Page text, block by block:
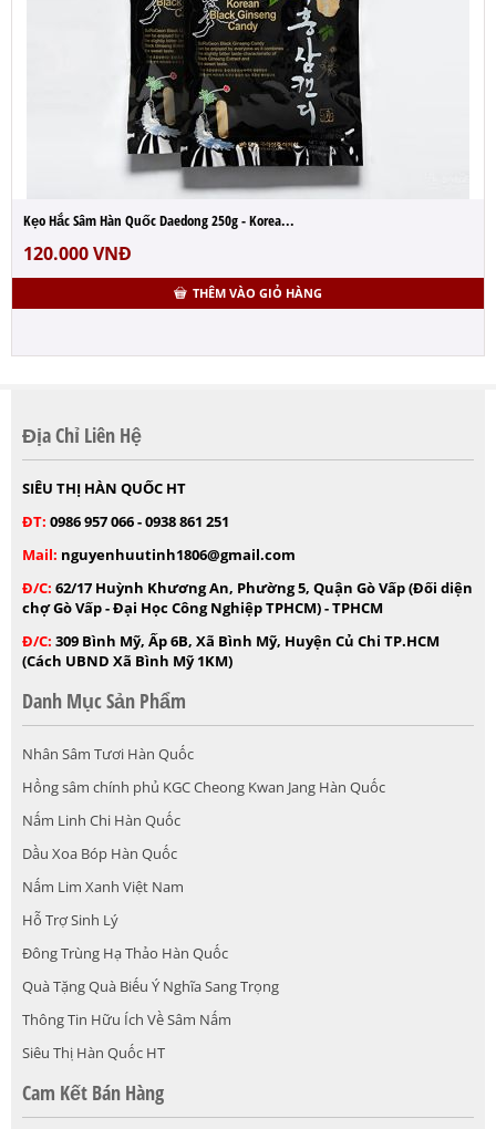
Kẹo Hắc Sâm Hàn Quốc Daedong 250g - Korea...
120.000VNĐ
THÊM VÀO GIỎ HÀNG
Địa Chỉ Liên Hệ
SIÊU THỊ HÀN QUỐC HT
ĐT: 0986 957 066 - 0938 861 251
Mail: nguyenhuutinh1806@gmail.com
Đ/C: 62/17 Huỳnh Khương An, Phường 5, Quận Gò Vấp (Đối diện
chợ Gò Vấp - Đại Học Công Nghiệp TPHCM) - TPHCM
Đ/C: 309 Bình Mỹ, Ấp 6B, Xã Bình Mỹ, Huyện Củ Chi TP.HCM
(Cách UBND Xã Bình Mỹ 1KM)
Danh Mục Sản Phẩm
Nhân Sâm Tươi Hàn Quốc
Hồng sâm chính phủ KGC Cheong Kwan Jang Hàn Quốc
Nấm Linh Chi Hàn Quốc
Dầu Xoa Bóp Hàn Quốc
Nấm Lim Xanh Việt Nam
Hỗ Trợ Sinh Lý
Đông Trùng Hạ Thảo Hàn Quốc
Quà Tặng Quà Biếu Ý Nghĩa Sang Trọng
Thông Tin Hữu Ích Về Sâm Nấm
Siêu Thị Hàn Quốc HT
Cam Kết Bán Hàng